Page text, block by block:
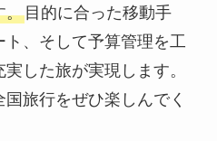
。目的に合った移動手
、そして予算管理を工
した旅が実現します。
旅行をぜひ楽しんでく